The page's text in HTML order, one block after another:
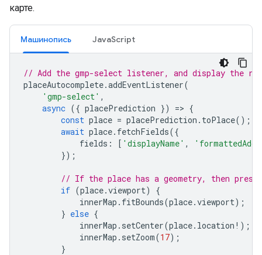
карте.
Машинопись JavaScript
// Add the gmp-select listener, and display the
placeAutocomplete.addEventListener(
'gmp-select' ,
async ({ placePrediction }) => {
const place = placePrediction . toPlace();
await place. fetchFields({
fields : [ 'displayName' ,
});
// If the place has a geometry, then
if (place.viewport)
{
innerMap . fitBounds(place.viewport);
} else {
innerMap . setCenter(place. location ! );
innerMap . setZoom(17);
}